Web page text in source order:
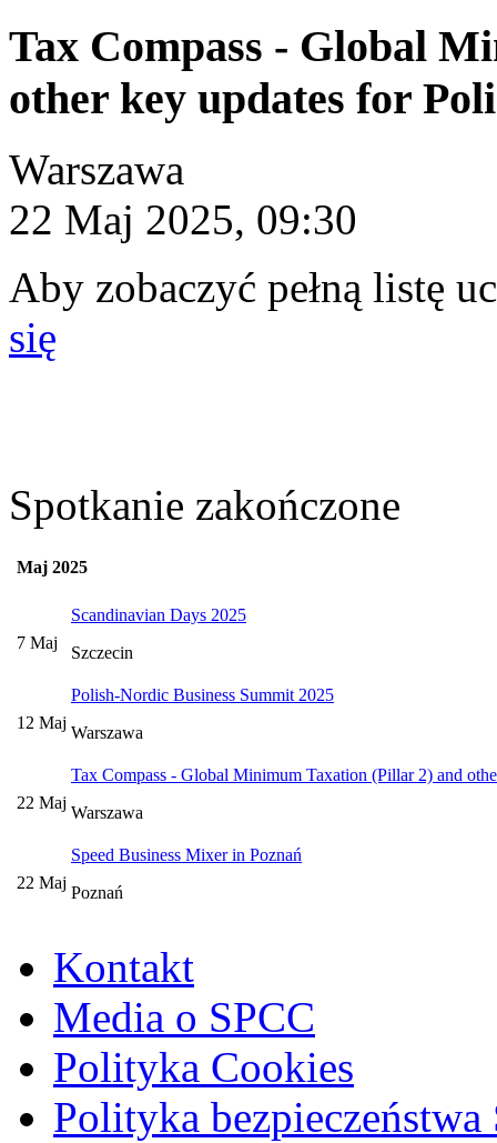
Tax Compass - Global
other key updates for
Warszawa
22 Maj 2025, 09:30
Aby zobaczyć pełną listę
się
Spotkanie zakończone
Maj 2025
7 Maj
Scandinavian Days 2025
Szczecin
12 Maj
Polish-Nordic Business Summit 2025
Warszawa
22 Maj
Tax Compass - Global Minimum Taxation (Pillar 2) and
Warszawa
22 Maj
Speed Business Mixer in Poznań
Poznań
Kontakt
Media o SPCC
Polityka Cookies
Polityka bezpieczeństwa